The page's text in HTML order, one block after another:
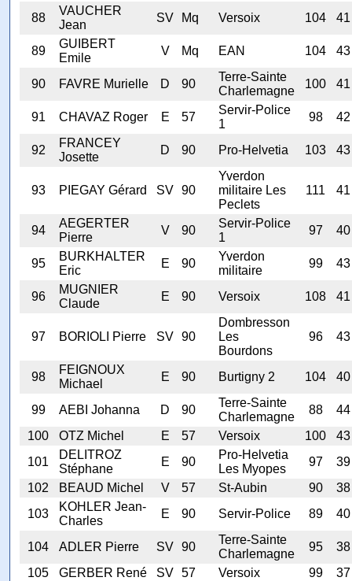
88
VAUCHER
Jean
SV Mq Versoix 104 41
89
GUIBERT
Emile
V Mq EAN 104 43
90 FAVRE Murielle D 90
Terre-Sainte
Charlemagne
100 41
91 CHAVAZ Roger E 57
Servir-Police
1
98 42
92
FRANCEY
Josette
D 90 Pro-Helvetia 103 43
93 PIEGAY Gérard SV 90
Yverdon
militaire Les
Peclets
111 41
94
AEGERTER
Pierre
V 90
Servir-Police
1
97 40
95
BURKHALTER
Eric
E 90
Yverdon
militaire
99 43
96
MUGNIER
Claude
E 90 Versoix 108 41
97 BORIOLI Pierre SV 90
Dombresson
Les
Bourdons
96 43
98
FEIGNOUX
Michael
E 90 Burtigny 2 104 40
99 AEBI Johanna D 90
Terre-Sainte
Charlemagne
88
44
100
OTZ Michel E 57 Versoix 100
43
101
DELITROZ
Stéphane
E 90
Pro-Helvetia
Les Myopes
97
39
102
BEAUD Michel V 57 St-Aubin 90
38
103
KOHLER Jean-
Charles
E 90 Servir-Police 89 40
104 ADLER Pierre SV 90
Terre-Sainte
Charlemagne
95
38
105
GERBER René SV 57 Versoix 99
37